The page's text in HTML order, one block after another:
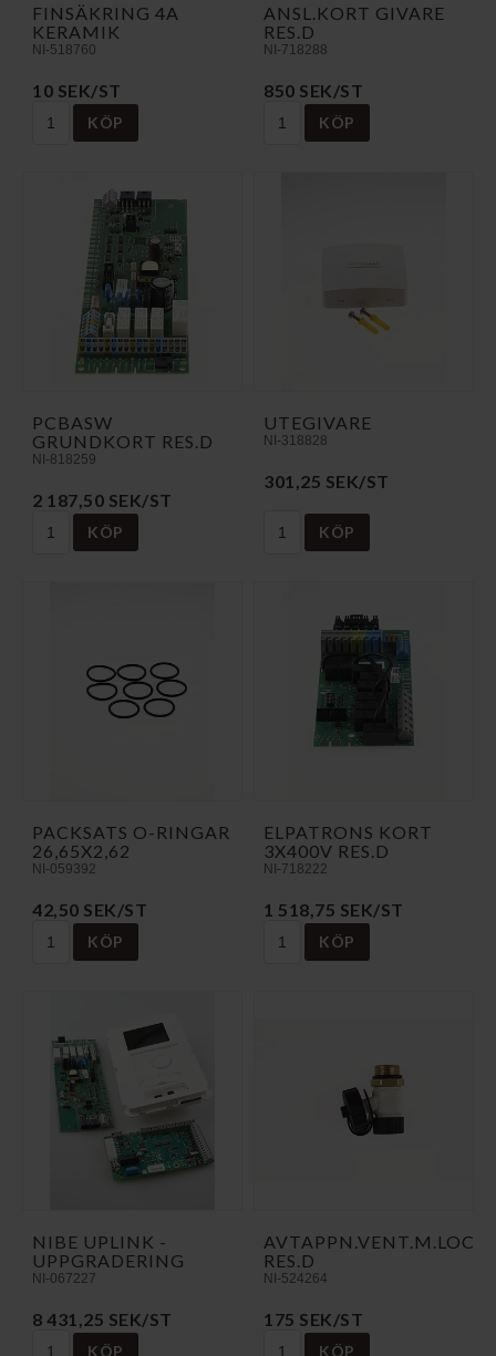
FINSÄKRING 4A
KERAMIK
NI-518760
10 SEK/ST
KÖP
ANSL.KORT GIVARE
RES.D
NI-718288
850 SEK/ST
KÖP
PCBASW
GRUNDKORT RES.D
NI-818259
2 187,50 SEK/ST
KÖP
UTEGIVARE
NI-318828
301,25 SEK/ST
KÖP
PACKSATS O-RINGAR
26,65X2,62
NI-059392
42,50 SEK/ST
KÖP
ELPATRONS KORT
3X400V RES.D
NI-718222
1 518,75 SEK/ST
KÖP
NIBE UPLINK -
UPPGRADERING
NI-067227
8 431,25 SEK/ST
KÖP
AVTAPPN.VENT.M.LOCK
RES.D
NI-524264
175 SEK/ST
KÖP